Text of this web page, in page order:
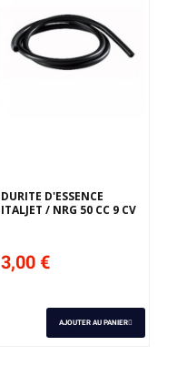
DURITE D'ESSENCE
ITALJET / NRG 50 CC 9 CV
3,00 €
AJOUTER AU PANIER